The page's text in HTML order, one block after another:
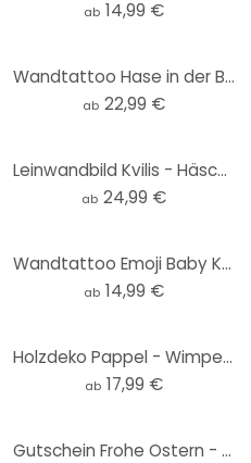
ab 14,99 €
Wandtattoo Hase in der Blumenwiese
ab 22,99 €
Leinwandbild Kvilis - Häschen im Ballon
ab 24,99 €
Wandtattoo Emoji Baby Küken
ab 14,99 €
Holzdeko Pappel - Wimpelkette Ostern - Sprüche (4er Set) inkl. Baumwollseil
ab 17,99 €
Gutschein Frohe Ostern - Osternest - hellblau